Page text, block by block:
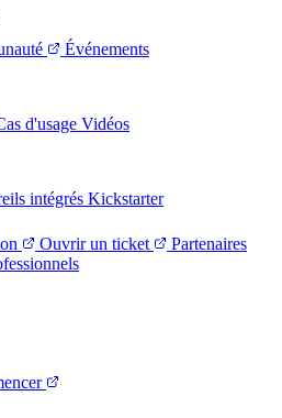
Événements
d'usage Vidéos
intégrés Kickstarter
Ouvrir un ticket
Partenaires